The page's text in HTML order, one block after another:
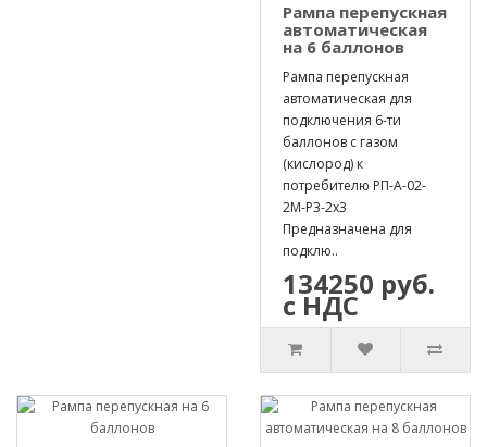
Рампа перепускная
автоматическая
на 6 баллонов
Рампа перепускная
автоматическая для
подключения 6-ти
баллонов с газом
(кислород) к
потребителю РП-А-02-
2М-Р3-2х3
Предназначена для
подклю..
134250 руб.
с НДС